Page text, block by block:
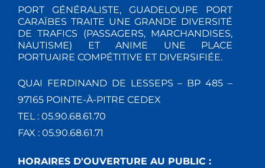
PORT GÉNÉRALISTE, GUADELOUPE PORT
CARAÏBES TRAITE UNE GRANDE DIVERSITÉ
DE TRAFICS (PASSAGERS, MARCHANDISES,
NAUTISME) ET ANIME UNE PLACE
PORTUAIRE COMPÉTITIVE ET DIVERSIFIÉE.
QUAI FERDINAND DE LESSEPS – BP 485 –
97165 POINTE-À-PITRE CEDEX
TEL : 05.90.68.61.70
FAX : 05.90.68.61.71
HORAIRES D'OUVERTURE AU PUBLIC :